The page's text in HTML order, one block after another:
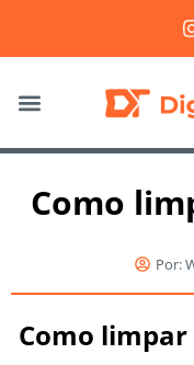
Como
Por:
Como